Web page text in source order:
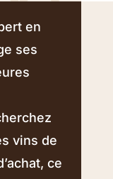
en
ses
vins de
ce